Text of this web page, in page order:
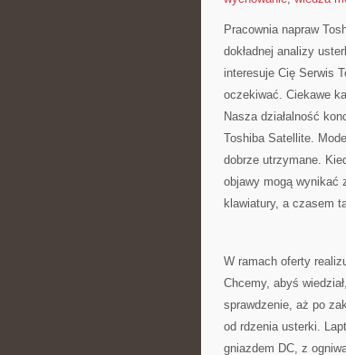
Pracownia napraw
dokładnej analizy
interesuje Cię Serwis
oczekiwać. Ciekawe
Nasza działalność
Toshiba Satellite.
dobrze utrzymane.
objawy mogą wynikać
klawiatury, a czasem
W ramach oferty
Chcemy, abyś
sprawdzenie, aż po
od rdzenia usterki.
gniazdem DC, z